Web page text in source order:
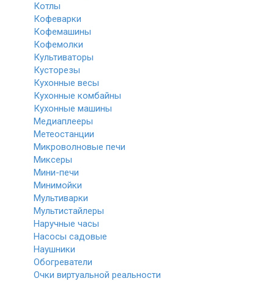
Котлы
Кофеварки
Кофемашины
Кофемолки
Культиваторы
Кусторезы
Кухонные весы
Кухонные комбайны
Кухонные машины
Медиаплееры
Метеостанции
Микроволновые печи
Миксеры
Мини-печи
Минимойки
Мультиварки
Мультистайлеры
Наручные часы
Насосы садовые
Наушники
Обогреватели
Очки виртуальной реальности